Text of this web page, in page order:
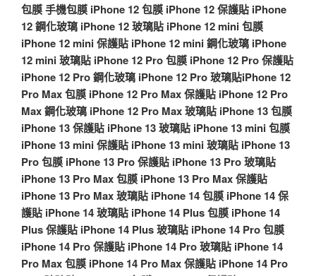
包膜手機包膜 iPhone 12 包膜 iPhone 12 保護貼 iPhone
12 鋼化玻璃 iPhone 12 玻璃貼 iPhone 12 mini 包膜
iPhone 12 mini 保護貼 iPhone 12 mini 鋼化玻璃 iPhone
12 mini 玻璃貼 iPhone 12 Pro 包膜 iPhone 12 Pro 保護貼
iPhone 12 Pro 鋼化玻璃 iPhone 12 Pro 玻璃貼iPhone 12
Pro Max 包膜 iPhone 12 Pro Max 保護貼 iPhone 12 Pro
Max 鋼化玻璃 iPhone 12 Pro Max 玻璃貼 iPhone 13 包膜
iPhone 13 保護貼 iPhone 13 玻璃貼 iPhone 13 mini 包膜
iPhone 13 mini 保護貼 iPhone 13 mini 玻璃貼 iPhone 13
Pro 包膜 iPhone 13 Pro 保護貼 iPhone 13 Pro 玻璃貼
iPhone 13 Pro Max 包膜 iPhone 13 Pro Max 保護貼
iPhone 13 Pro Max 玻璃貼 iPhone 14 包膜 iPhone 14 保
護貼 iPhone 14 玻璃貼 iPhone 14 Plus 包膜 iPhone 14
Plus 保護貼 iPhone 14 Plus 玻璃貼 iPhone 14 Pro 包膜
iPhone 14 Pro 保護貼 iPhone 14 Pro 玻璃貼 iPhone 14
Pro Max 包膜 iPhone 14 Pro Max 保護貼 iPhone 14 Pro